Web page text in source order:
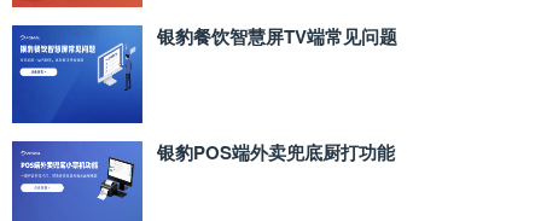
银豹餐饮智慧屏TV端常见问题
银豹POS端外卖兜底厨打功能